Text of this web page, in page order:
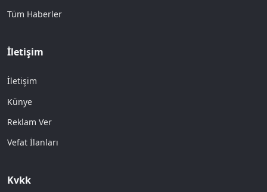
Tüm Haberler
İletişim
İletişim
Künye
Reklam Ver
Vefat İlanları
Kvkk